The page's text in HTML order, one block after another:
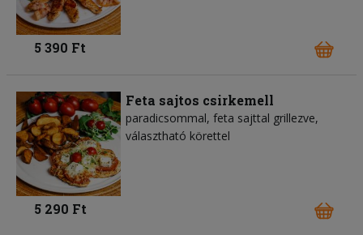
5 390 Ft
Feta sajtos csirkemell
paradicsommal, feta sajttal grillezve,
választható körettel
5 290 Ft